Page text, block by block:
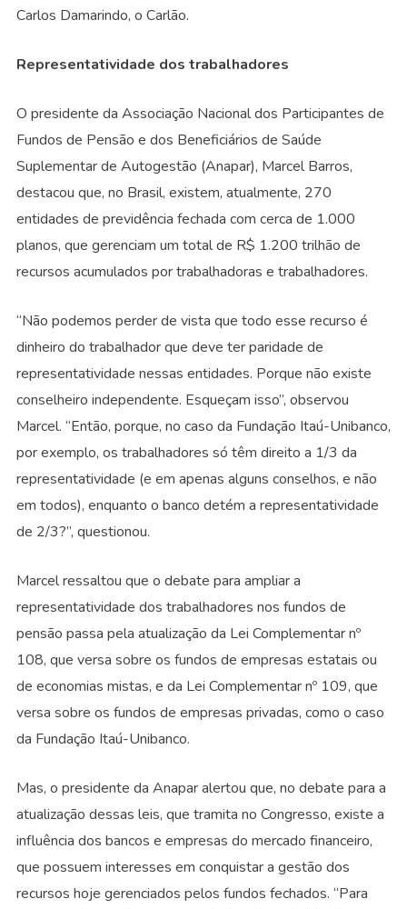
Carlos Damarindo, o Carlão.
Representatividade dos trabalhadores
O presidente da Associação Nacional dos Participantes de
Fundos de Pensão e dos Beneficiários de Saúde
Suplementar de Autogestão (Anapar), Marcel Barros,
destacou que, no Brasil, existem, atualmente, 270
entidades de previdência fechada com cerca de 1.000
planos, que gerenciam um total de R$ 1.200 trilhão de
recursos acumulados por trabalhadoras e trabalhadores.
“Não podemos perder de vista que todo esse recurso é
dinheiro do trabalhador que deve ter paridade de
representatividade nessas entidades. Porque não existe
conselheiro independente. Esqueçam isso”, observou
Marcel. “Então, porque, no caso da Fundação Itaú-Unibanco,
por exemplo, os trabalhadores só têm direito a 1/3 da
representatividade (e em apenas alguns conselhos, e não
em todos), enquanto o banco detém a representatividade
de 2/3?”, questionou.
Marcel ressaltou que o debate para ampliar a
representatividade dos trabalhadores nos fundos de
pensão passa pela atualização da Lei Complementar nº
108, que versa sobre os fundos de empresas estatais ou
de economias mistas, e da Lei Complementar nº 109, que
versa sobre os fundos de empresas privadas, como o caso
da Fundação Itaú-Unibanco.
Mas, o presidente da Anapar alertou que, no debate para a
atualização dessas leis, que tramita no Congresso, existe a
influência dos bancos e empresas do mercado financeiro,
que possuem interesses em conquistar a gestão dos
recursos hoje gerenciados pelos fundos fechados. “Para